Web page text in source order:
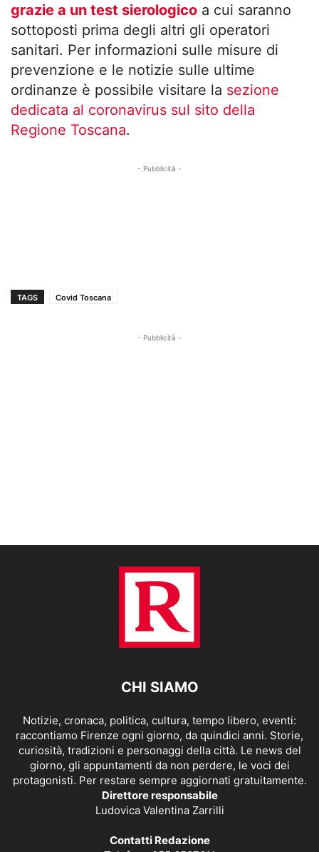
grazie a un test sierologico a cui saranno
sottoposti prima degli altri gli operatori
sanitari. Per informazioni sulle misure di
prevenzione e le notizie sulle ultime
ordinanze è possibile visitare la sezione
dedicata al coronavirus sul sito della
Regione Toscana.
- Pubblicità -
TAGS Covid Toscana
- Pubblicità -
CHI SIAMO
Notizie, cronaca, politica, cultura, tempo libero, eventi:
raccontiamo Firenze ogni giorno, da quindici anni. Storie,
curiosità, tradizioni e personaggi della città. Le news del
giorno, gli appuntamenti da non perdere, le voci dei
protagonisti. Per restare sempre aggiornati gratuitamente.
Direttore responsabile
Ludovica Valentina Zarrilli
Contatti Redazione